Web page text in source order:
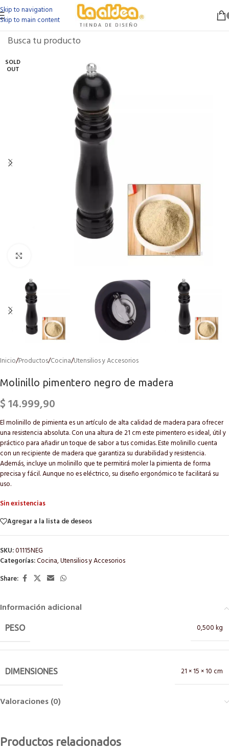
Skip to navigation
Skip to main content
SOLD
OUT
Inicio/Productos/Cocina/Utensilios y Accesorios
Molinillo pimentero negro de madera
$14.999,90
El molinillo de pimienta es un artículo de alta calidad de madera para ofrecer
una resistencia absoluta. Con una altura de 21 cm este pimentero es ideal, útil y
práctico para añadir un toque de sabor a tus comidas. Este molinillo cuenta
con un recipiente de madera que garantiza su durabilidad y resistencia.
Además, incluye un molinillo que te permitirá moler la pimienta de forma
precisa y fácil. Aunque no es eléctrico, su diseño ergonómico te facilitará su
uso.
Sin existencias
Agregar a la lista de deseos
SKU:01115NEG
Categorías:Cocina,Utensilios y Accesorios
Share:
Información adicional
PESO 0,500 kg
DIMENSIONES 21 × 15 × 10 cm
Valoraciones (0)
Productos relacionados